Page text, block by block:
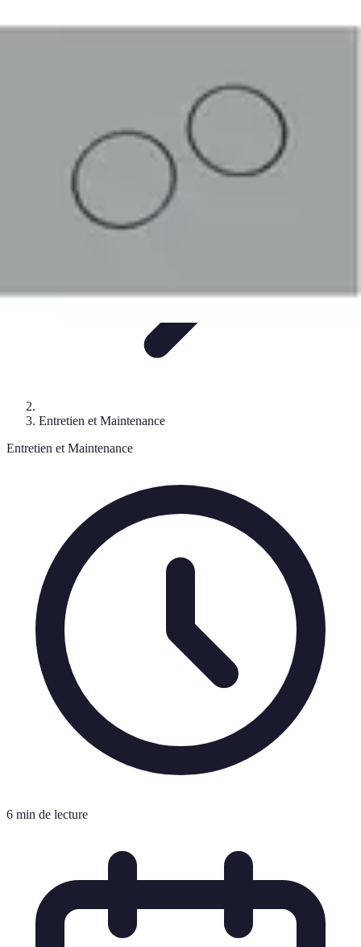
Pièces Détachées AnciennesGuides d'AchatEntretien et
Entretien et Maintenance
Entretien et Maintenance
6 min de lecture